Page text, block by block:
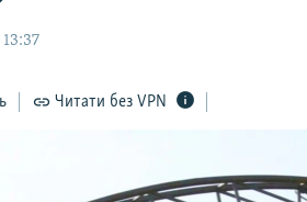
Читати без VPN